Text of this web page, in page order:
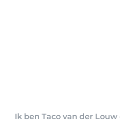
Ik ben Taco van der